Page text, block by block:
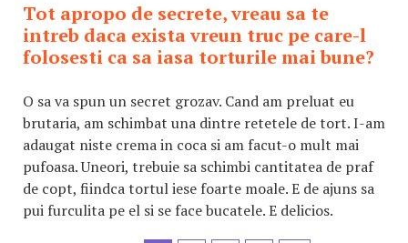
Tot apropo de secrete, vreau sa te
intreb daca exista vreun truc pe care-l
folosesti ca sa iasa torturile mai bune?
O sa va spun un secret grozav. Cand am preluat eu
brutaria, am schimbat una dintre retetele de tort. I-am
adaugat niste crema in coca si am facut-o mult mai
pufoasa. Uneori, trebuie sa schimbi cantitatea de praf
de copt, fiindca tortul iese foarte moale. E de ajuns sa
pui furculita pe el si se face bucatele. E delicios.